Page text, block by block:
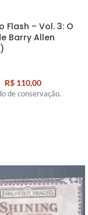
Flash – Vol. 3: O
Barry Allen
R$110,00
de conservação.